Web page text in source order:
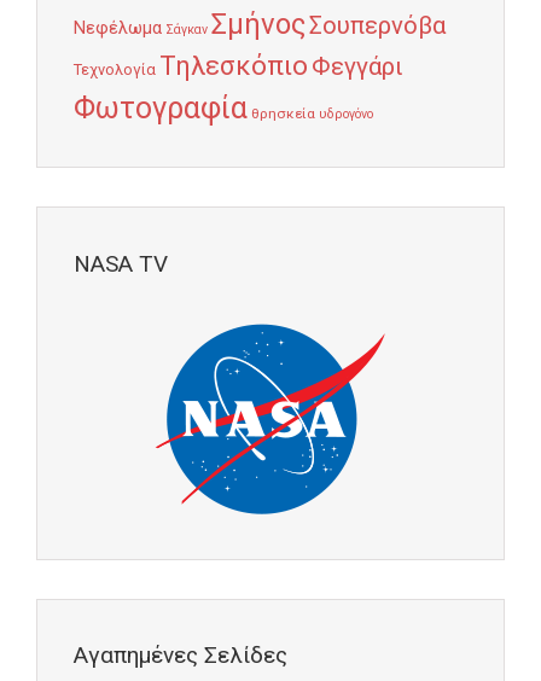
Νεφέλωμα Σάγκαν ΣμήνοςΣουπερνόβα
Τεχνολογία Τηλεσκόπιο Φεγγάρι
Φωτογραφία θρησκεία υδρογόνο
NASA TV
Αγαπημένες Σελίδες